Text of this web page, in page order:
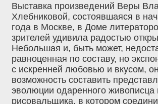
Выставка произведений Веры
Хлебниковой, состоявшаяся в
года в Москве, в Доме
зрителей удивила радостью
Небольшая и, быть может,
равноценная по составу, но
с искренней любовью и вкусом,
возможность составить
эволюции одаренного живописца
рисовальщика, в котором